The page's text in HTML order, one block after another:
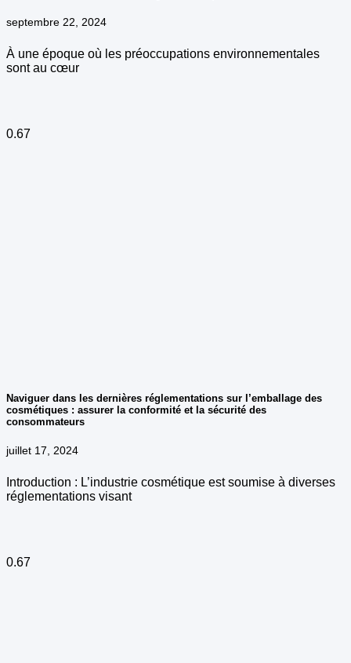
septembre 22, 2024
À une époque où les préoccupations environnementales
sont au cœur
Naviguer dans les dernières réglementations sur l’emballage des
cosmétiques : assurer la conformité et la sécurité des
consommateurs
juillet 17, 2024
Introduction : L’industrie cosmétique est soumise à diverses
réglementations visant